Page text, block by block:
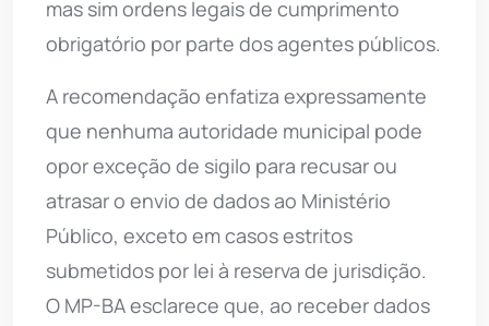
mas sim ordens legais de cumprimento
obrigatório por parte dos agentes públicos.
A recomendação enfatiza expressamente
que nenhuma autoridade municipal pode
opor exceção de sigilo para recusar ou
atrasar o envio de dados ao Ministério
Público, exceto em casos estritos
submetidos por lei à reserva de jurisdição.
O MP-BA esclarece que, ao receber dados